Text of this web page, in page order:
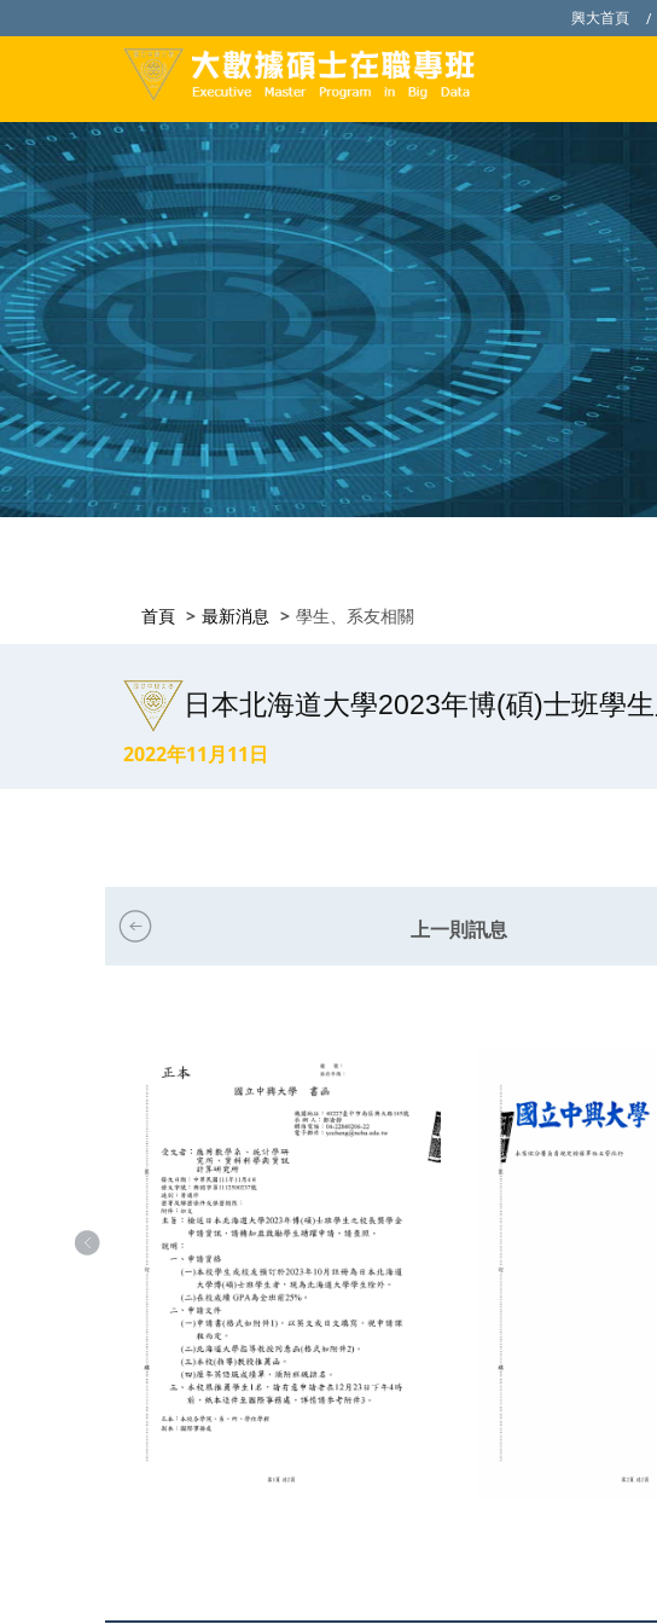
興大首頁 /
首頁 最新消息 學生、系友相關
日本北海道大學2023年博(碩)士班學
2022年11月11日
上一則訊息